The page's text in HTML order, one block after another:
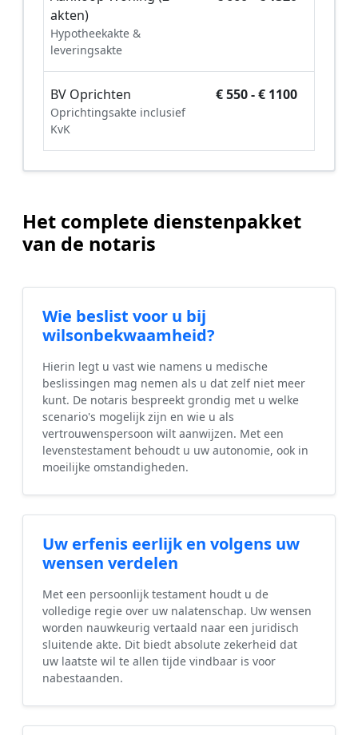
akten)
Hypotheekakte &
leveringsakte
BV Oprichten
Oprichtingsakte inclusief
KvK
€ 550 - € 1100
Het complete dienstenpakket
van de notaris
Wie beslist voor u bij
wilsonbekwaamheid?
Hierin legt u vast wie namens u medische
beslissingen mag nemen als u dat zelf niet meer
kunt. De notaris bespreekt grondig met u welke
scenario's mogelijk zijn en wie u als
vertrouwenspersoon wilt aanwijzen. Met een
levenstestament behoudt u uw autonomie, ook in
moeilijke omstandigheden.
Uw erfenis eerlijk en volgens uw
wensen verdelen
Met een persoonlijk testament houdt u de
volledige regie over uw nalatenschap. Uw wensen
worden nauwkeurig vertaald naar een juridisch
sluitende akte. Dit biedt absolute zekerheid dat
uw laatste wil te allen tijde vindbaar is voor
nabestaanden.